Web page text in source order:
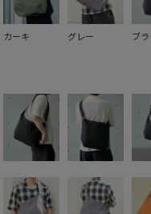
カーキ グレー ブ